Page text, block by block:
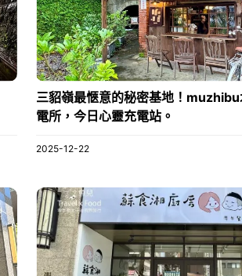
三貂嶺最愜意的秘密基地！
電所，今日心靈充電站。
2025-12-22